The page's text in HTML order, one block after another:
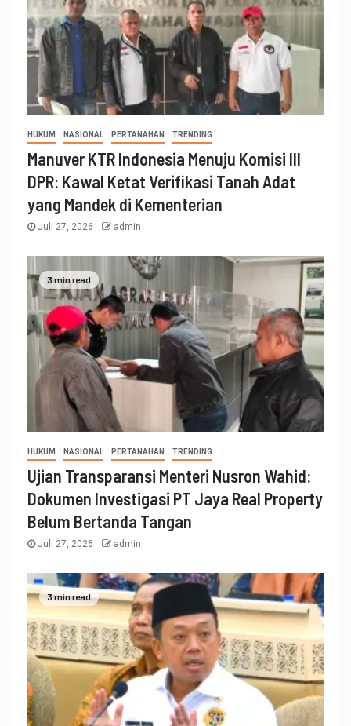
HUKUM NASIONAL PERTANAHAN TRENDING
Manuver KTR Indonesia Menuju Komisi III
DPR: Kawal Ketat Verifikasi Tanah Adat
yang Mandek di Kementerian
Juli 27, 2026 admin
3 min read
HUKUM NASIONAL PERTANAHAN TRENDING
Ujian Transparansi Menteri Nusron Wahid:
Dokumen Investigasi PT Jaya Real Property
Belum Bertanda Tangan
Juli 27, 2026 admin
3 min read